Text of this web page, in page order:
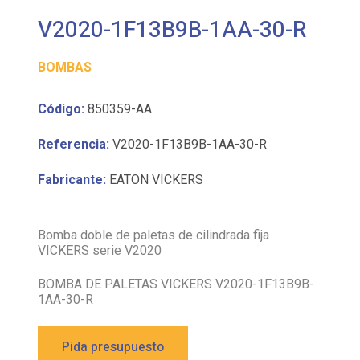
V2020-1F13B9B-1AA-30-R
BOMBAS
Código: 850359-AA
Referencia: V2020-1F13B9B-1AA-30-R
Fabricante: EATON VICKERS
Bomba doble de paletas de cilindrada fija
VICKERS serie V2020
BOMBA DE PALETAS VICKERS V2020-1F13B9B-
1AA-30-R
Pida presupuesto